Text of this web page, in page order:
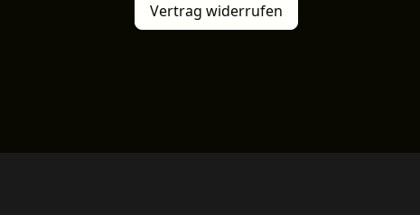
Vertrag widerrufen